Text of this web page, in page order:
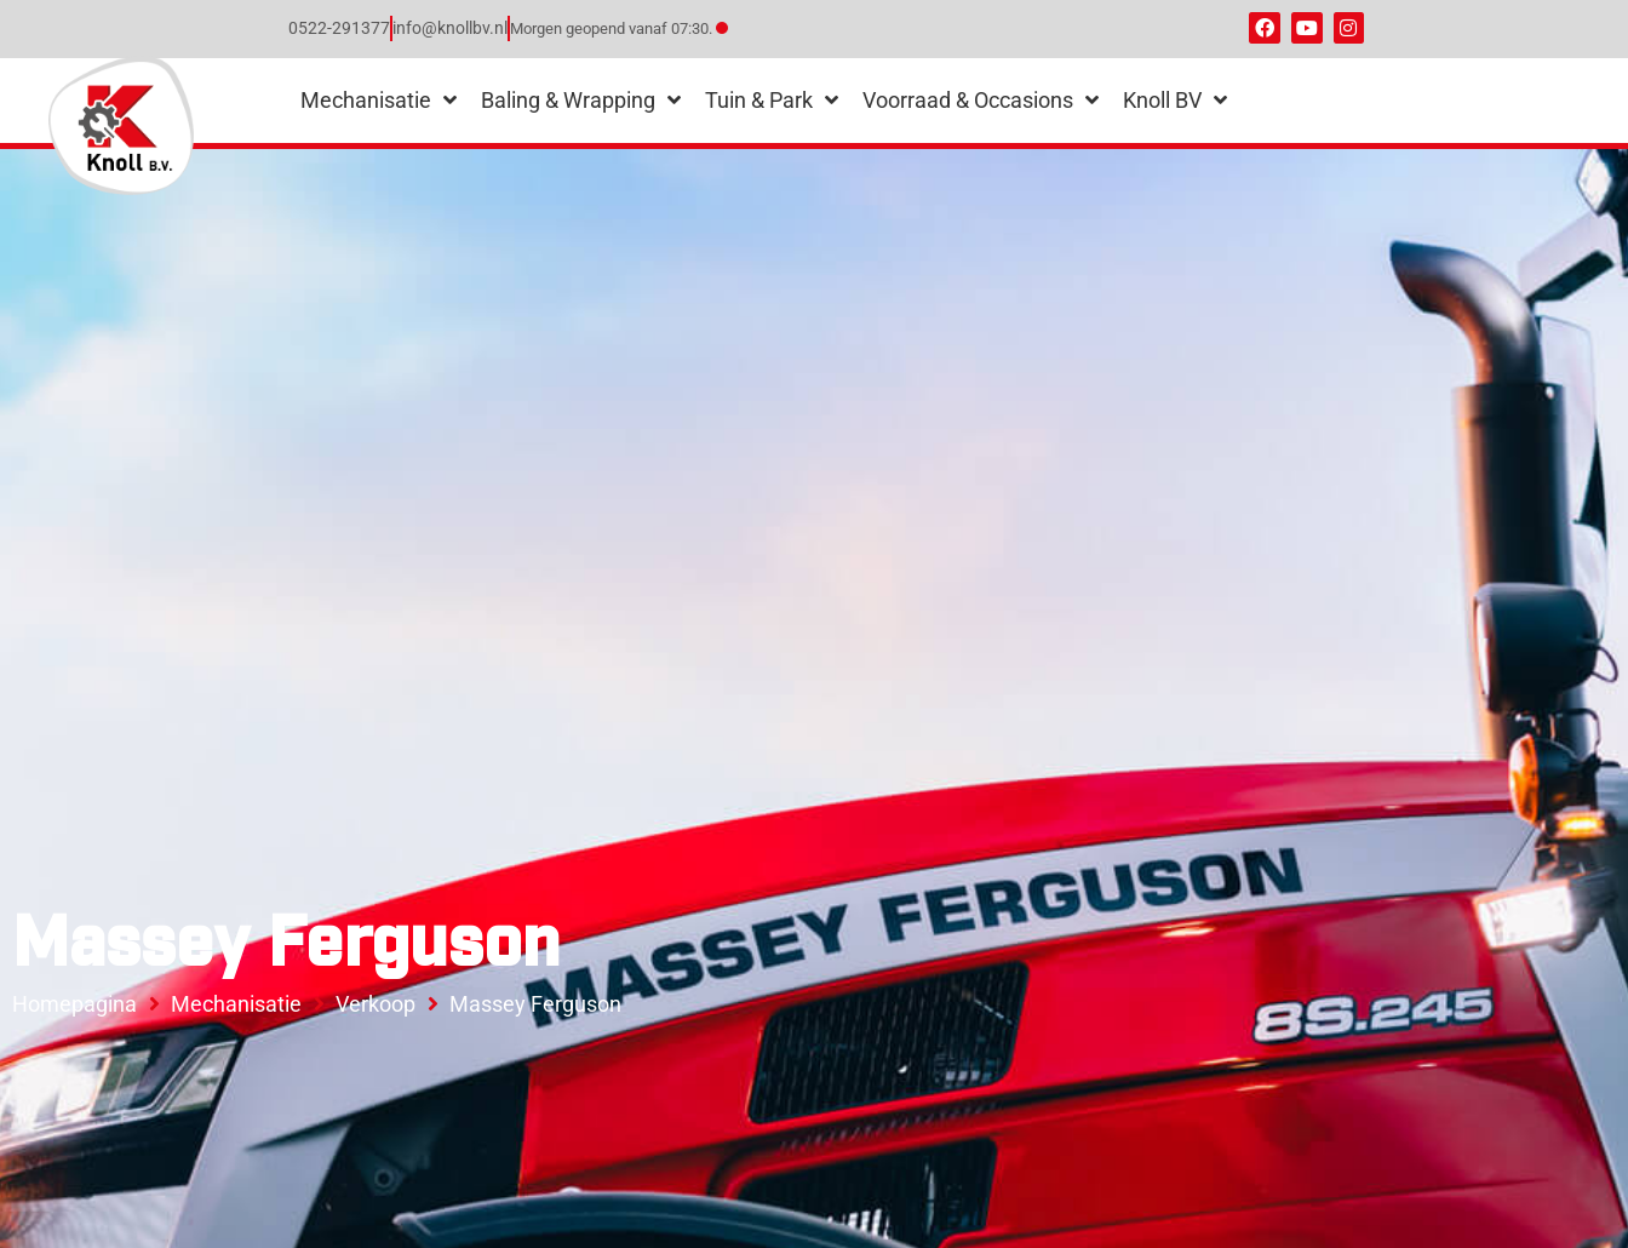
0522-291377info@knollbv.nl Morgen geopend vanaf 07:30.
Mechanisatie Baling & Wrapping Tuin & Park Voorraad & Occasions Knoll BV
Massey Ferguson
Homepagina Mechanisatie Verkoop Massey Ferguson